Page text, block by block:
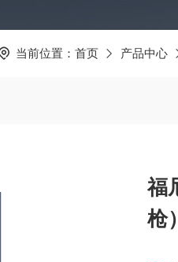
当前位置： 首页 产品中心
福
枪）